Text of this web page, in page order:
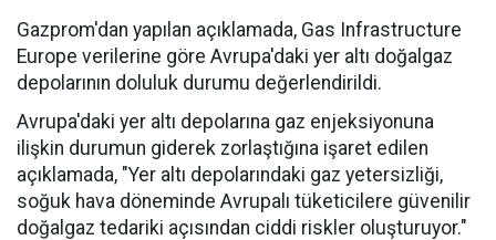
Gazprom'dan yapılan açıklamada, Gas Infrastructure
Europe verilerine göre Avrupa'daki yer altı doğalgaz
depolarının doluluk durumu değerlendirildi.
Avrupa'daki yer altı depolarına gaz enjeksiyonuna
ilişkin durumun giderek zorlaştığına işaret edilen
açıklamada, "Yer altı depolarındaki gaz yetersizliği,
soğuk hava döneminde Avrupalı tüketicilere güvenilir
doğalgaz tedariki açısından ciddi riskler oluşturuyor."